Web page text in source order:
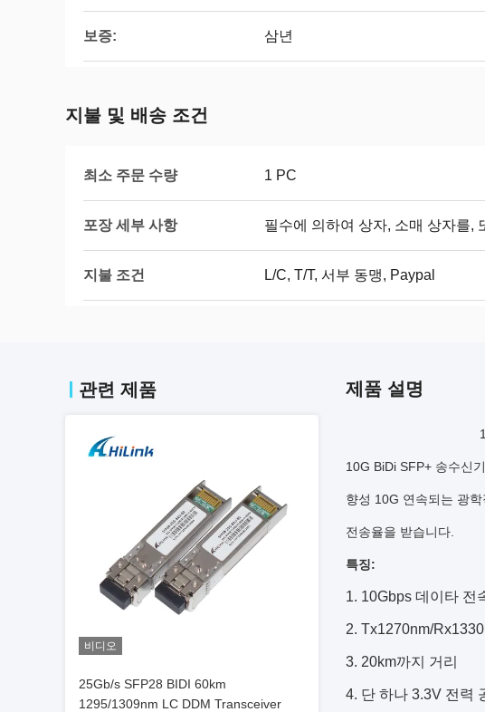
보증: 삼년
지불 및 배송 조건
최소 주문 수량 1 PC
포장 세부 사항 필수에 의하여 상자, 소매 상자를,
지불 조건 L/C, T/T, 서부 동맹, Paypal
관련 제품
비디오
25Gb/s SFP28 BIDI 60km
1295/1309nm LC DDM Transceiver
제품 설명
10G BiDi SFP+ 송수신
향성 10G 연속되는 광
전송율을 받습니다.
특징:
1. 10Gbps 데이타 전
2. Tx1270nm/
3. 20km까지 거리
4. 단 하나 3.3V 전력